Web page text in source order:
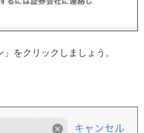
をクリックしましょう。